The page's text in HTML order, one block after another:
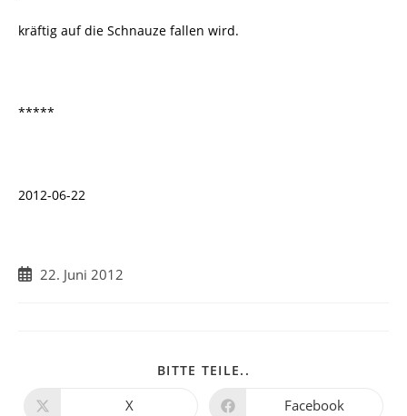
kräftig auf die Schnauze fallen wird.
*****
2012-06-22
Beitrag22. Juni 2012
BITTE TEILE..
Öffnet
X Öffnet
Facebook